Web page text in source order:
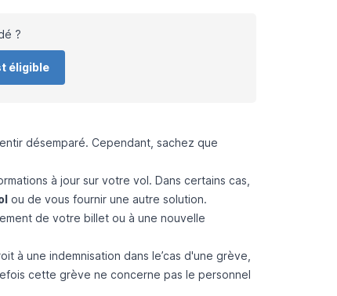
?
éligible
désemparé. Cependant, sachez que
à jour sur votre vol. Dans certains cas,
ou de vous fournir une autre solution.
de votre billet ou à une nouvelle
à une indemnisation dans le’cas d'une grève,
cette grève ne concerne pas le personnel